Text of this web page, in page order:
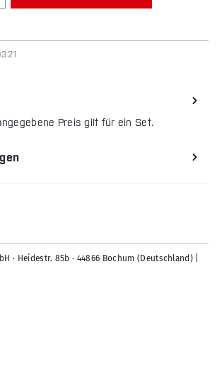
Preis gilt für ein Set.
· Heidestr. 85b · 44866 Bochum (Deutschland) |